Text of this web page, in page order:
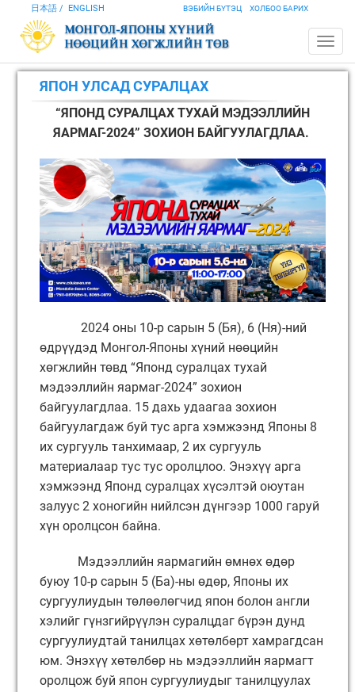
ВЭБИЙН БҮТЭЦ ХОЛБОО БАРИХ
日本語 ENGLISH
ЯПОН УЛСАД СУРАЛЦАХ
“ЯПОНД СУРАЛЦАХ ТУХАЙ МЭДЭЭЛЛИЙН
ЯАРМАГ-2024” ЗОХИОН БАЙГУУЛАГДЛАА.
2024 оны 10-р сарын 5 (Бя), 6 (Ня)-ний
өдрүүдэд Монгол-Японы хүний нөөцийн
хөгжлийн төвд “Японд суралцах тухай
мэдээллийн яармаг-2024” зохион
байгуулагдлаа. 15 дахь удаагаа зохион
байгуулагдаж буй тус арга хэмжээнд Японы 8
их сургууль танхимаар, 2 их сургууль
материалаар тус тус оролцлоо. Энэхүү арга
хэмжээнд Японд суралцах хүсэлтэй оюутан
залуус 2 хоногийн нийлсэн дүнгээр 1000 гаруй
хүн оролцсон байна.
Мэдээллийн яармагийн өмнөх өдөр
буюу 10-р сарын 5 (Ба)-ны өдөр, Японы их
сургуулиудын төлөөлөгчид япон болон англи
хэлийг гүнзгийрүүлэн суралцдаг бүрэн дунд
сургуулиудтай танилцах хөтөлбөрт хамрагдсан
юм. Энэхүү хөтөлбөр нь мэдээллийн яармагт
оролцож буй япон сургуулиудыг танилцуулах